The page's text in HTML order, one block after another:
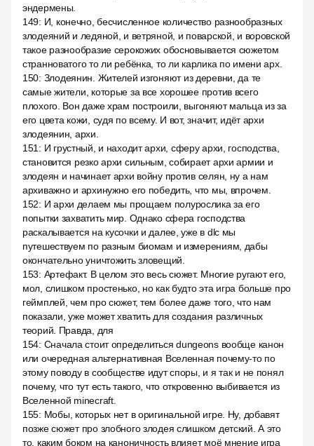
эндермены.
149: И, конечно, бесчисленное количество разнообразных
злодеяний и ледяной, и ветряной, и поварской, и воровской
такое разнообразие серокожих обосновывается сюжетом
странноватого то ли ребёнка, то ли карлика по имени арх.
150: Злодеянин. Жителей изгоняют из деревни, да те
самые жители, которые за все хорошее против всего
плохого. Вон даже храм построили, выгоняют мальца из за
его цвета кожи, судя по всему. И вот, значит, идёт архи
злодеянин, архи.
151 : И грустный, и находит архи, сферу архи, господства,
становится резко архи сильным, собирает архи армии и
злодеян и начинает архи войну против селян, ну а нам
архиважно и архинужно его победить, что мы, впрочем.
152: И архи делаем мы прощаем полурослика за его
попытки захватить мир. Однако сфера господства
раскалывается на кусочки и далее, уже в dlc мы
путешествуем по разным биомам и измерениям, дабы
окончательно уничтожить зловещий.
153: Артефакт. В целом это весь сюжет. Многие ругают его,
мол, слишком простенько, но как будто эта игра больше про
геймплей, чем про сюжет, тем более даже того, что нам
показали, уже может хватить для создания различных
теорий. Правда, для
154: Сначала стоит определиться dungeons вообще канон
или очередная альтернативная Вселенная почему-то по
этому поводу в сообществе идут споры, и я так и не понял
почему, что тут есть такого, что откровенно выбивается из
Вселенной minecraft.
155: Мобы, которых нет в оригинальной игре. Ну, добавят
позже сюжет про злобного злодея слишком детский. А это
то, каким боком на каноничность влияет моё мнение игра